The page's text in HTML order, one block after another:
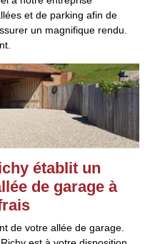
et de parking afin de
un magnifique rendu.
établit un
de garage à
de votre allée de garage.